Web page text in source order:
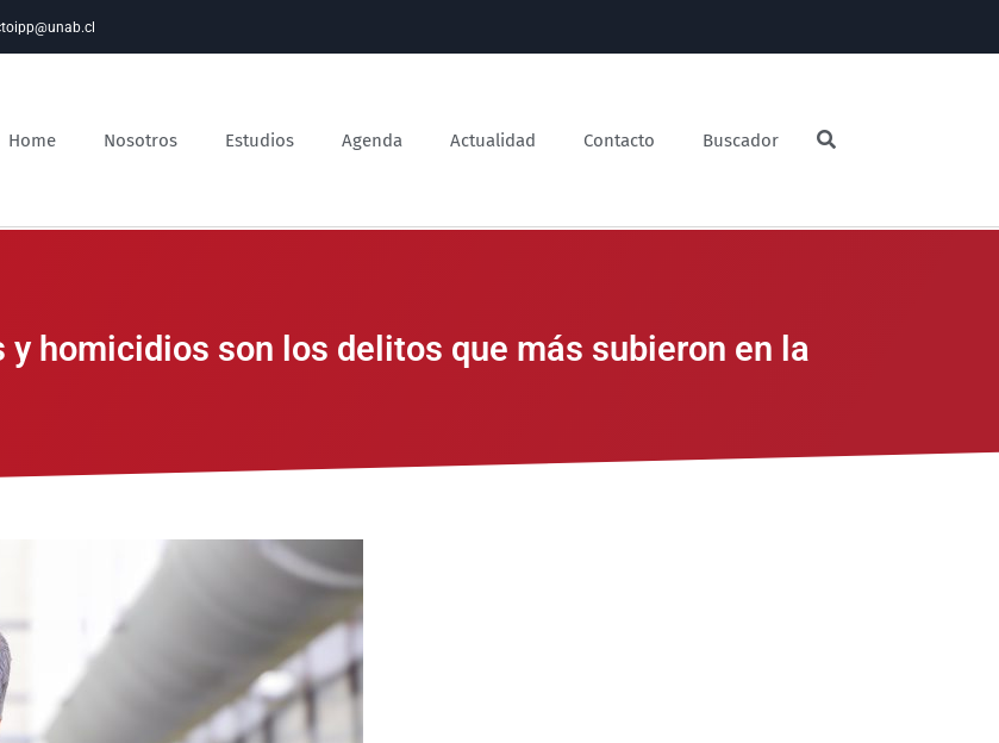
Home Nosotros Estudios Agenda Actualidad Contacto Buscador
homicidios son los delitos que más subieron en la